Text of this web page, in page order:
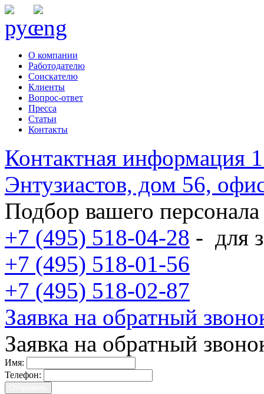
О компании
Работодателю
Соискателю
Клиенты
Вопрос-ответ
Пресса
Статьи
Контакты
Контактная информация
Энтузиастов, дом 56,
Подбор вашего персонала
+7 (495) 518-04-28 - для
+7 (495) 518-01-56
+7 (495) 518-02-87
Заявка на обратный
Заявка на обратный
Имя:
Телефон: